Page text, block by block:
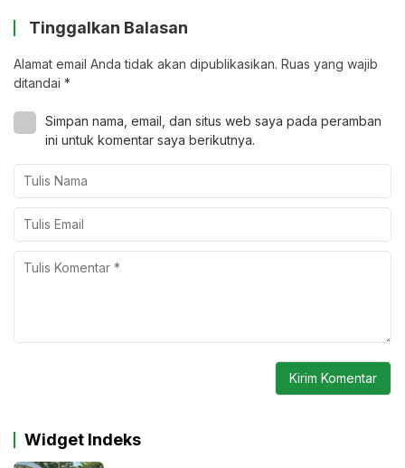
Tinggalkan Balasan
Alamat email Anda tidak akan dipublikasikan. Ruas yang wajib
ditandai *
Simpan nama, email, dan situs web saya pada peramban
ini untuk komentar saya berikutnya.
Widget Indeks